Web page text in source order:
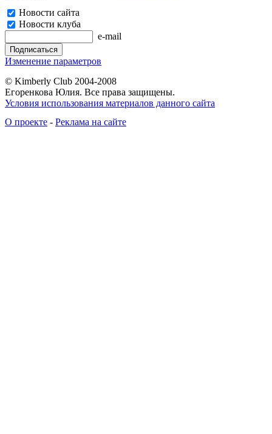
Новости сайта
Новости клуба
e-mail
Изменение параметров
© Kimberly Club 2004-2008
Егоренкова Юлия. Все права защищены.
Условия использования материалов данного сайта
О проекте - Реклама на сайте